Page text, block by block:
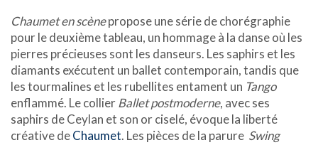
Chaumet en scènepropose une série de chorégraphie
pour le deuxième tableau, un hommage à la danse où les
pierres précieuses sont les danseurs. Les saphirs et les
diamants exécutent un ballet contemporain, tandis que
les tourmalines et les rubellites entament un Tango
enflammé. Le collierBallet postmoderne, avec ses
saphirs de Ceylan et son or ciselé, évoque la liberté
créative deChaumet. Les pièces de la parure Swing